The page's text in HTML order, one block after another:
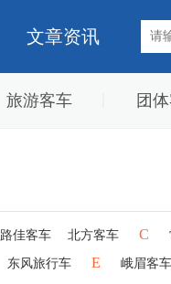
文章资讯
旅游客车 团
佳客车 北方客车 C
东风旅行车 E 峨眉客车